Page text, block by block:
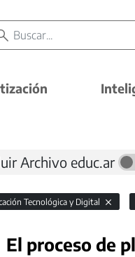
Archivo educ.ar
Tecnológica y Digital
El proceso de